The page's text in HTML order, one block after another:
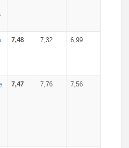
7,48 7,32 6,99
7,47 7,76 7,56